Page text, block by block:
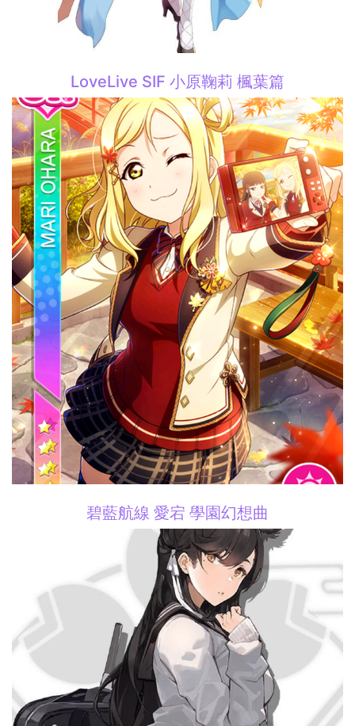
LoveLive SIF 小原鞠莉 楓葉篇
碧藍航線 愛宕 學園幻想曲